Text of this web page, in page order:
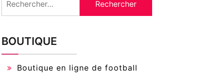
BOUTIQUE
Boutique en ligne de football